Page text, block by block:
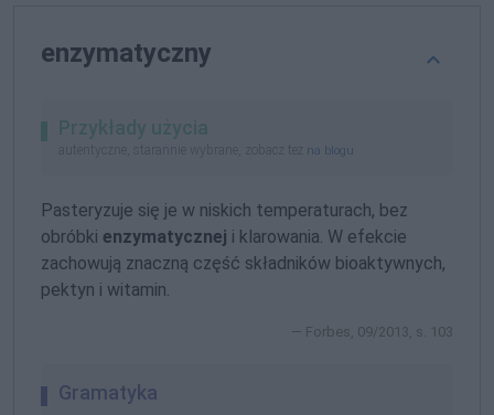
enzymatyczny
Przykłady użycia
autentyczne, starannie wybrane, zobacz też na blogu
Pasteryzuje się je w niskich temperaturach, bez
obróbki enzymatycznej i klarowania. W efekcie
zachowują znaczną część składników bioaktywnych,
pektyn i witamin.
Forbes, 09/2013, s. 103
Gramatyka